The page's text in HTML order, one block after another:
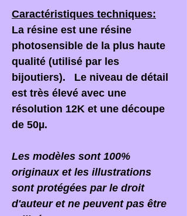
Caractéristiques techniques:
La résine est une résine
photosensible de la plus haute
qualité (utilisé par les
bijoutiers). Le niveau de détail
est très élevé avec une
résolution 12K et une découpe
de 50µ.
Les modèles sont 100%
originaux et les illustrations
sont protégées par le droit
d'auteur et ne peuvent pas être